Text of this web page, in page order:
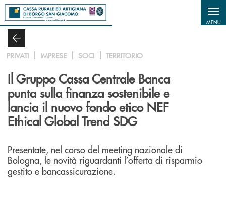
Salta al contenuto principale
MENU
PRIVATI IMPRESE SOCI TERRITORIO
Il Gruppo Cassa Centrale Banca
punta sulla finanza sostenibile e
lancia il nuovo fondo etico NEF
Ethical Global Trend SDG
Presentate, nel corso del meeting nazionale di
Bologna, le novità riguardanti l’offerta di risparmio
gestito e bancassicurazione.